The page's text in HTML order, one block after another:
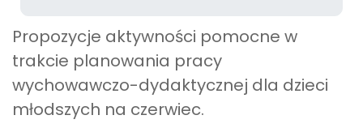
Propozycje aktywności pomocne w
trakcie planowania pracy
wychowawczo-dydaktycznej dla dzieci
młodszych na czerwiec.